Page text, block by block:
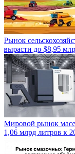
Рынок
вырасти до $8,95
Мировой рынок
1,06 млрд литров к